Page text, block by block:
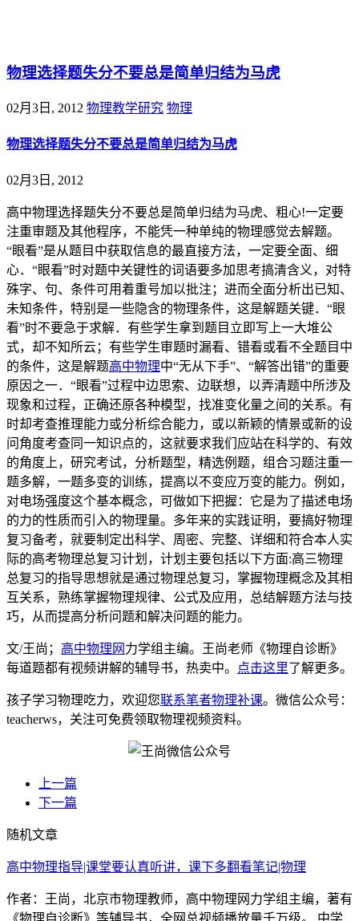
物理选择题失分不要总是简单归结为马虎
02月3日, 2012 物理教学研究 物理
物理选择题失分不要总是简单归结为马虎
02月3日, 2012
高中物理选择题失分不要总是简单归结为马虎、粗心!一定要
注重审题及其他程序，不能凭一种单纯的物理感觉去解题。
“眼看”是从题目中获取信息的最直接方法，一定要全面、细
心．“眼看”时对题中关键性的词语要多加思考搞清含义，对特
殊字、句、条件可用着重号加以批注；进而全面分析出已知、
未知条件，特别是一些隐含的物理条件，这是解题关键．“眼
看”时不要急于求解．有些学生拿到题目立即写上一大堆公
式，却不知所云；有些学生审题时漏看、错看或看不全题目中
的条件，这是解题高中物理中“无从下手”、“解答出错”的重要
原因之一．“眼看”过程中边思索、边联想，以弄清题中所涉及
现象和过程，正确还原各种模型，找准变化量之间的关系。有
时却考查推理能力或分析综合能力，或以新颖的情景或新的设
问角度考查同一知识点的，这就要求我们应站在科学的、有效
的角度上，研究考试，分析题型，精选例题，组合习题注重一
题多解，一题多变的训练，提高以不变应万变的能力。例如，
对电场强度这个基本概念，可做如下把握：它是为了描述电场
的力的性质而引入的物理量。多年来的实践证明，要搞好物理
复习备考，就要制定出科学、周密、完整、详细和符合本人实
际的高考物理总复习计划，计划主要包括以下方面:高三物理
总复习的指导思想就是通过物理总复习，掌握物理概念及其相
互关系，熟练掌握物理规律、公式及应用，总结解题方法与技
巧，从而提高分析问题和解决问题的能力。
文/王尚； 高中物理网 力学组主编。王尚老师《物理自诊断》
每道题都有视频讲解的辅导书，热卖中。
点击这里了解更多。
孩子学习物理吃力，欢迎您联系笔者物理补课。微信公众号：
teacherws，关注可免费领取物理视频资料。
上一篇
下一篇
随机文章
高中物理指导|课堂要认真听讲，课下多翻看笔记|物理
作者：王尚，北京市物理教师，高中物理网力学组主编，著有
《物理自诊断》等辅导书，全网总视频播放量千万级。 中学